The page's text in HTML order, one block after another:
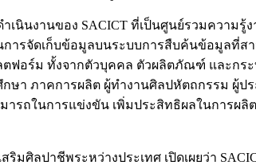
ดำเนินงานของ SACICT ที่เป็นศูนย์รวมคว
จัดเก็บข้อมูลบนระบบการสืบค้นข้อมูลที่สา
ฟอร์ม ทั้งจากตัวบุคคล ตัวผลิตภัณฑ์ และก
า ภาคการผลิต ผู้ทำงานศิลปหัตถกรรม ผู้ป
รถในการแข่งขัน เพิ่มประสิทธิผลในการผ
มศิลปาชีพระหว่างประเทศ เปิดเผยว่า